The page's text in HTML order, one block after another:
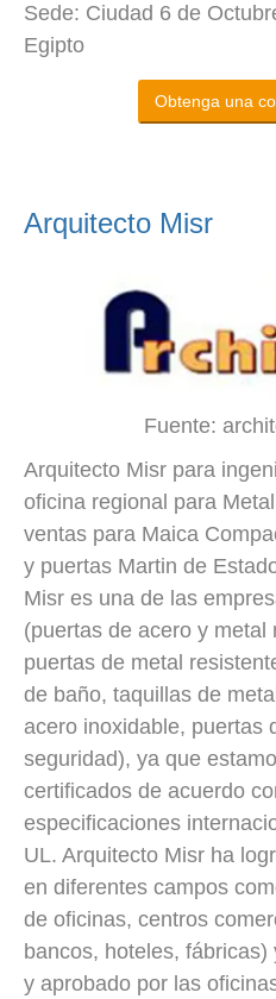
Sede: Ciudad 6 de
Egipto
Obtenga una
Arquitecto Misr
Fuente:
Arquitecto Misr para
oficina regional para
ventas para Maica
y puertas Martin de
Misr es una de las
(puertas de acero y metal
puertas de metal
de baño, taquillas de
acero inoxidable, puertas
seguridad), ya que
certificados de acuerdo
especificaciones
UL. Arquitecto Misr ha
en diferentes campos
de oficinas, centros
bancos, hoteles,
y aprobado por las